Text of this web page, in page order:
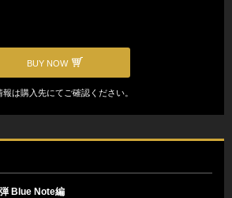
BUY NOW
報は購入先にてご確認ください。
Blue Note編